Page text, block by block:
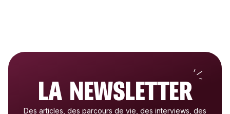
LA NEWSLETTER
Des articles, des parcours de vie, des interviews, des